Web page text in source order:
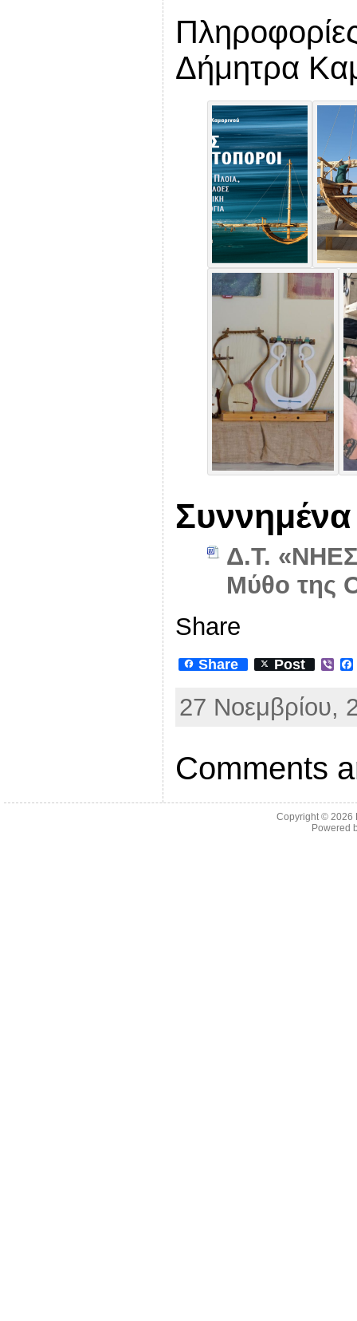
Δήμητρα
Συννημένα
Δ.Τ.
Μύθο της
Share
Share Post
V
r
27 Νοεμβρίου,
Comments
Copyright © 2026
Powered